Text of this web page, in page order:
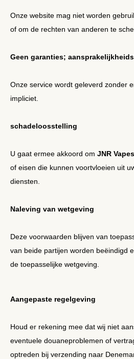
Onze website mag niet worden
of om de rechten van anderen te
Geen garanties;
Onze service wordt geleverd zonder
impliciet.
schadeloosstelling
U gaat ermee akkoord om JNR Vapes
of eisen die kunnen voortvloeien uit
diensten.
Naleving van wetgeving
Deze voorwaarden blijven van
van beide partijen worden beëindigd
de toepasselijke wetgeving.
Aangepaste regelgeving
Houd er rekening mee dat wij niet
eventuele douaneproblemen of
optreden bij verzending naar